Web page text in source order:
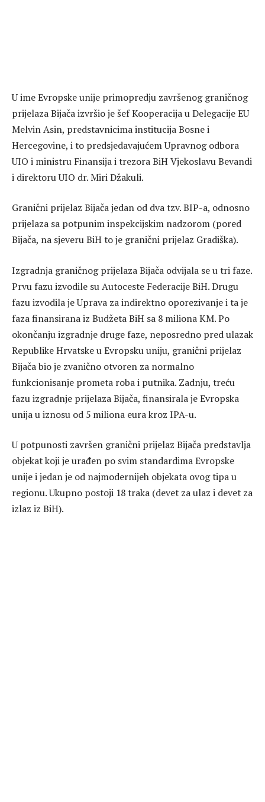
U ime Evropske unije primopredju završenog graničnog
prijelaza Bijača izvršio je šef Kooperacija u Delegacije EU
Melvin Asin, predstavnicima institucija Bosne i
Hercegovine, i to predsjedavajućem Upravnog odbora
UIO i ministru Finansija i trezora BiH Vjekoslavu Bevandi
i direktoru UIO dr. Miri Džakuli.
Granični prijelaz Bijača jedan od dva tzv. BIP-a, odnosno
prijelaza sa potpunim inspekcijskim nadzorom (pored
Bijača, na sjeveru BiH to je granični prijelaz Gradiška).
Izgradnja graničnog prijelaza Bijača odvijala se u tri faze.
Prvu fazu izvodile su Autoceste Federacije BiH. Drugu
fazu izvodila je Uprava za indirektno oporezivanje i ta je
faza finansirana iz Budžeta BiH sa 8 miliona KM. Po
okončanju izgradnje druge faze, neposredno pred ulazak
Republike Hrvatske u Evropsku uniju, granični prijelaz
Bijača bio je zvanično otvoren za normalno
funkcionisanje prometa roba i putnika. Zadnju, treću
fazu izgradnje prijelaza Bijača, finansirala je Evropska
unija u iznosu od 5 miliona eura kroz IPA-u.
U potpunosti završen granični prijelaz Bijača predstavlja
objekat koji je urađen po svim standardima Evropske
unije i jedan je od najmodernijeh objekata ovog tipa u
regionu. Ukupno postoji 18 traka (devet za ulaz i devet za
izlaz iz BiH).